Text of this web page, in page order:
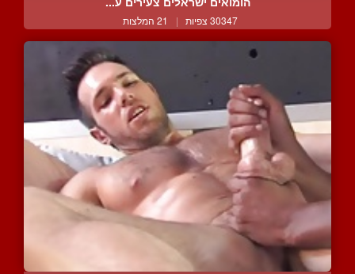
30347 צפיות | 21 המלצות